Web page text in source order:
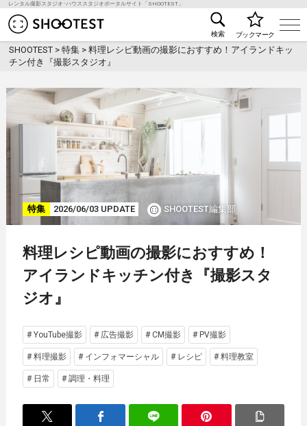
レンタル撮影スタジオ･ハウススタジオポータルサイト「SHOOTEST」
レンタル撮影スタジオ･ハウススタジオ検索の
検索 ブックマーク
SHOOTEST >特集 >料理レシピ動画の撮影におすすめ！アイランドキッ
チン付き『撮影スタジオ』
特集 2026/06/03 UPDATE SHOOTEST編集部
料理レシピ動画の撮影におすすめ！
アイランドキッチン付き『撮影スタ
ジオ』
# YouTube撮影 # 広告撮影 # CM撮影 # PV撮影
# 料理撮影 # インフォマーシャル # レシピ # 料理教室
# 日常 # 調理・料理